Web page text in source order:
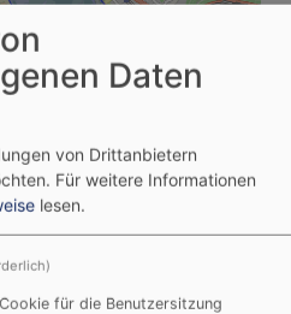
i
Daten
von Drittanbietern
Für weitere Informationen
lesen.
für die Benutzersitzung